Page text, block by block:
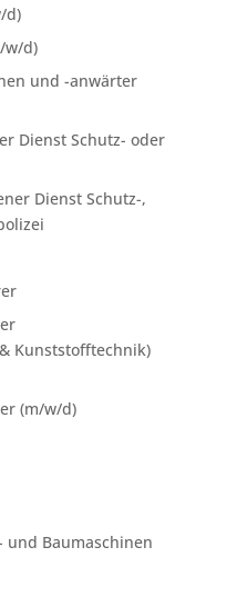
d)
w/d)
und -anwärter
Dienst Schutz- oder
Dienst Schutz-,
Kunststofftechnik)
(m/w/d)
und Baumaschinen